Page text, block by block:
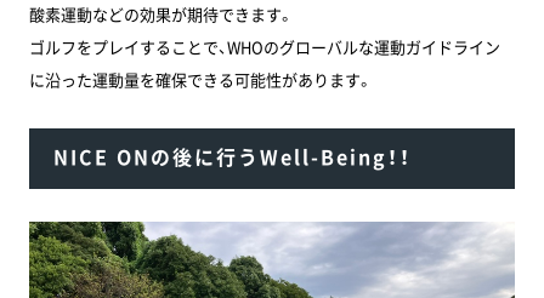
酸素運動などの効果が期待できます。
ゴルフをプレイすることで、WHOのグローバルな運動ガイドライン
に沿った運動量を確保できる可能性があります。
NICE ONの後に行うWell-Being！！